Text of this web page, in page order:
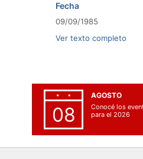
Fecha
09/09/1985
Ver texto completo
08
AGOSTO
Conocé los
para el 2026